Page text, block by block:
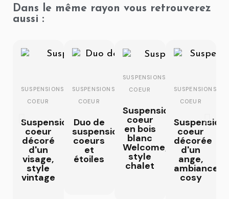
Dans le même rayon vous retrouverez
aussi :
SUSPENSIONS
COEUR
Suspension
coeur
décoré
d'un
visage,
style
vintage
SUSPENSIONS
COEUR
Duo de
suspensions
coeurs
et
étoiles
SUSPENSIONS
COEUR
Suspension
coeur
en bois
blanc
Welcome,
style
chalet
SUSPENSIONS
COEUR
Suspension
coeur
décorée
d'un
ange,
ambiance
cosy